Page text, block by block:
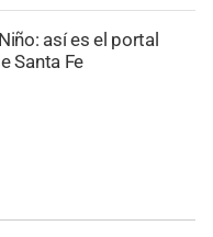
así es el portal
Santa Fe